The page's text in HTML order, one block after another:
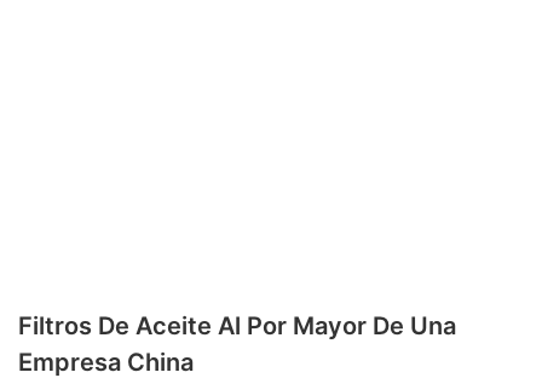
Filtros De Aceite Al Por Mayor De Una
Empresa China